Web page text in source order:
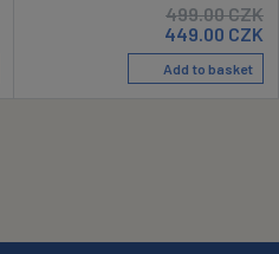
499.00CZK
449.00 CZK
Add to basket